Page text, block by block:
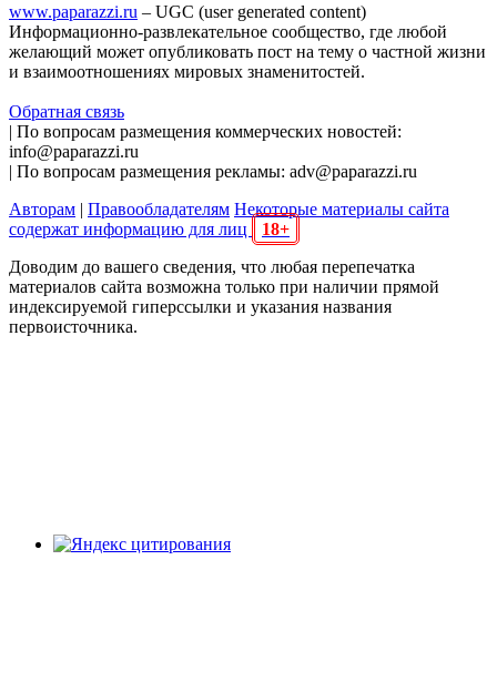
www.paparazzi.ru – UGC (user generated content)
Информационно-развлекательное сообщество, где любой
желающий может опубликовать пост на тему о частной жизни
и взаимоотношениях мировых знаменитостей.
Обратная связь
| По вопросам размещения коммерческих новостей:
info@paparazzi.ru
| По вопросам размещения рекламы: adv@paparazzi.ru
Авторам | Правообладателям Некоторые материалы сайта
содержат информацию для лиц
18+
Доводим до вашего сведения, что любая перепечатка
материалов сайта возможна только при наличии прямой
индексируемой гиперссылки и указания названия
первоисточника.